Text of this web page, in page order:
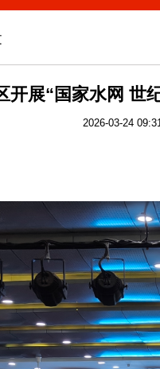
开展“国家水网 世
2026-03-24